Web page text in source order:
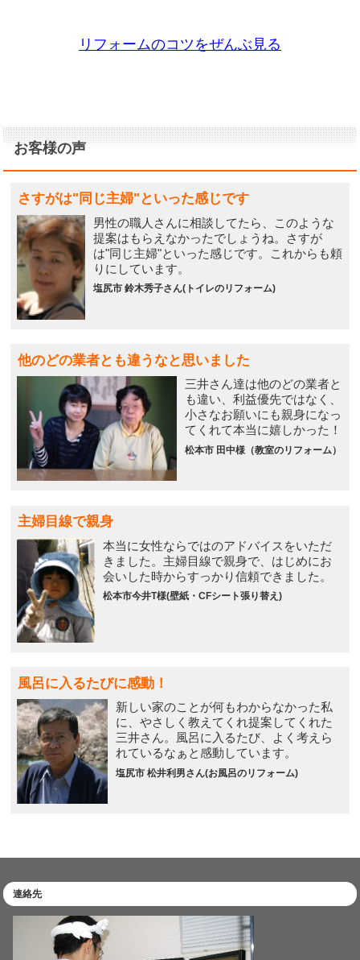
リフォームのコツをぜんぶ見る
お客様の声
さすがは"同じ主婦"といった感じです
男性の職人さんに相談してたら、このような
提案はもらえなかったでしょうね。さすが
は"同じ主婦"といった感じです。これからも頼
りにしています。
塩尻市 鈴木秀子さん(トイレのリフォーム)
他のどの業者とも違うなと思いました
三井さん達は他のどの業者と
も違い、利益優先ではなく、
小さなお願いにも親身になっ
てくれて本当に嬉しかった！
松本市 田中様（教室のリフォーム）
主婦目線で親身
本当に女性ならではのアドバイスをいただ
きました。主婦目線で親身で、はじめにお
会いした時からすっかり信頼できました。
松本市今井T様(壁紙・CFシート張り替え)
風呂に入るたびに感動！
新しい家のことが何もわからなかった私
に、やさしく教えてくれ提案してくれた
三井さん。風呂に入るたび、よく考えら
れているなぁと感動しています。
塩尻市 松井利男さん(お風呂のリフォーム)
連絡先